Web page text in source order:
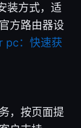
装方式，适
方路由器设
pc：快速获
，按页面提